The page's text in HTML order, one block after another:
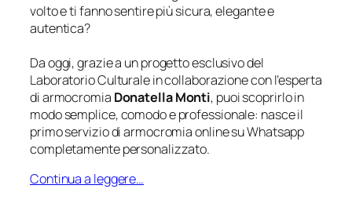
volto e ti fanno sentire più sicura, elegante e
autentica?
Da oggi, grazie a un progetto esclusivo del
Laboratorio Culturale in collaborazione con l’esperta
di armocromia Donatella Monti, puoi scoprirlo in
modo semplice, comodo e professionale: nasce il
primo servizio di armocromia online su Whatsapp
completamente personalizzato.
Continua a leggere…